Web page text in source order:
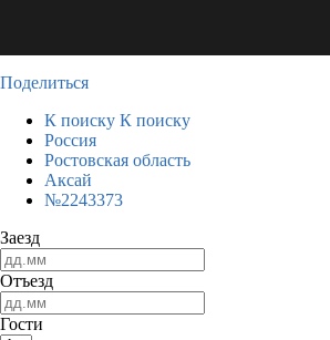
Поделиться
К поиску К поиску
Россия
Ростовская область
Аксай
№2243373
Заезд
Отъезд
Гости